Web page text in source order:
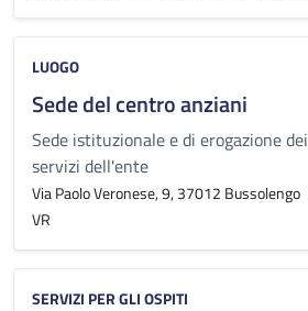
LUOGO
Sede del centro anziani
Sede istituzionale e di erogazione dei
servizi dell'ente
Via Paolo Veronese, 9, 37012 Bussolengo
VR
SERVIZI PER GLI OSPITI